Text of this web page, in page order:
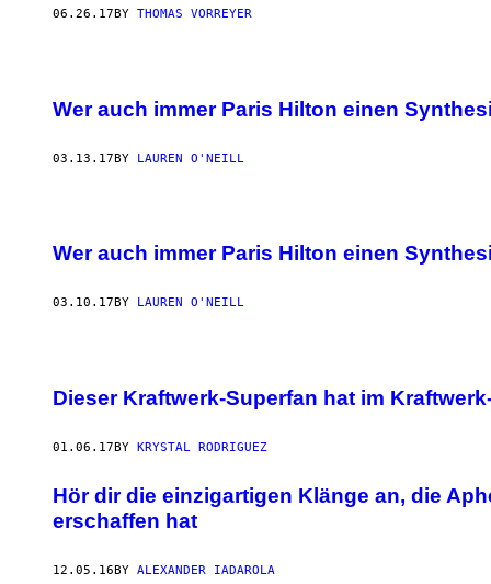
06.26.17 BY THOMAS VORREYER
Wer auch immer Paris Hilton einen
03.13.17BY LAUREN O'NEILL
Wer auch immer Paris Hilton einen
03.10.17 BY LAUREN O'NEILL
Dieser Kraftwerk-Superfan hat im
01.06.17BY KRYSTAL RODRIGUEZ
Hör dir die einzigartigen Klänge an, die
erschaffen hat
12.05.16 BY ALEXANDER IADAROLA